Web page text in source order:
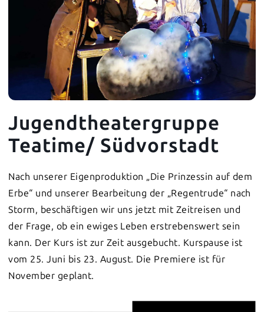
Jugendtheatergruppe
Teatime/ Südvorstadt
Nach unserer Eigenproduktion „Die Prinzessin auf dem
Erbe“ und unserer Bearbeitung der „Regentrude“ nach
Storm, beschäftigen wir uns jetzt mit Zeitreisen und
der Frage, ob ein ewiges Leben erstrebenswert sein
kann. Der Kurs ist zur Zeit ausgebucht. Kurspause ist
vom 25. Juni bis 23. August. Die Premiere ist für
November geplant.